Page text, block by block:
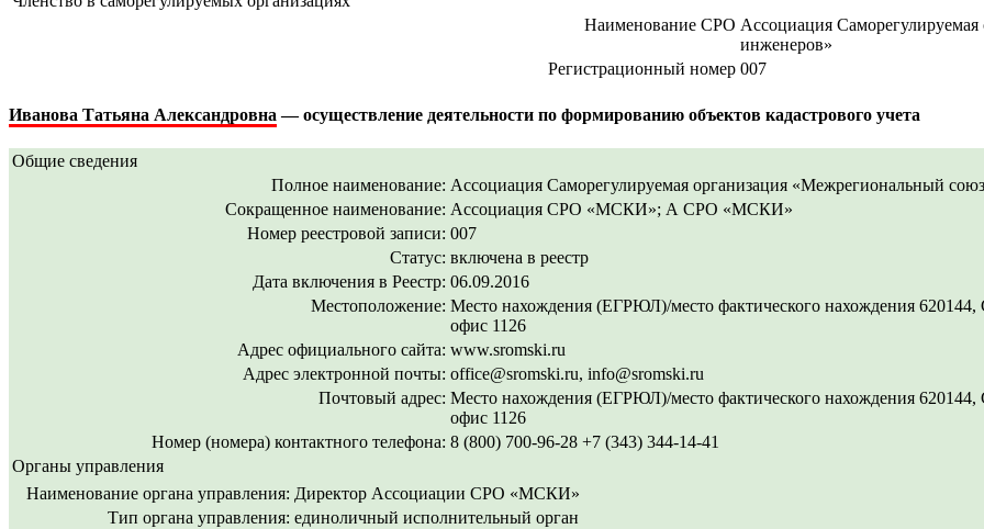
Наименование СРО Ассоциация
инженеров»
Регистрационный номер 007
Иванова Татьяна Александровна — осуществление деятельности по формированию объектов кадастрового учета
Общие сведения
Полное наименование: Ассоциация Саморегулируемая организация «Межрегиональный
Сокращенное наименование: Ассоциация СРО «МСКИ»; А СРО «МСКИ»
Номер реестровой записи: 007
Статус: включена в реестр
Дата включения в Реестр: 06.09.2016
Местоположение: Место нахождения (ЕГРЮЛ)/место фактического нахождения 620144,
офис 1126
Адрес официального сайта: www.sromski.ru
Адрес электронной почты: office@sromski.ru, info@sromski.ru
Почтовый адрес: Место нахождения (ЕГРЮЛ)/место фактического нахождения 620144,
офис 1126
Номер (номера) контактного телефона: 8 (800) 700-96-28 +7 (343) 344-14-41
Органы управления
Наименование органа управления: Директор Ассоциации СРО «МСКИ»
Тип органа управления: единоличный исполнительный орган